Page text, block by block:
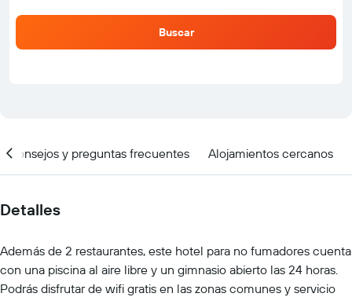
Buscar
Consejos y preguntas frecuentes Alojamientos cercanos
Detalles
Además de 2 restaurantes, este hotel para no fumadores cuenta
con una piscina al aire libre y un gimnasio abierto las 24 horas.
Podrás disfrutar de wifi gratis en las zonas comunes y servicio